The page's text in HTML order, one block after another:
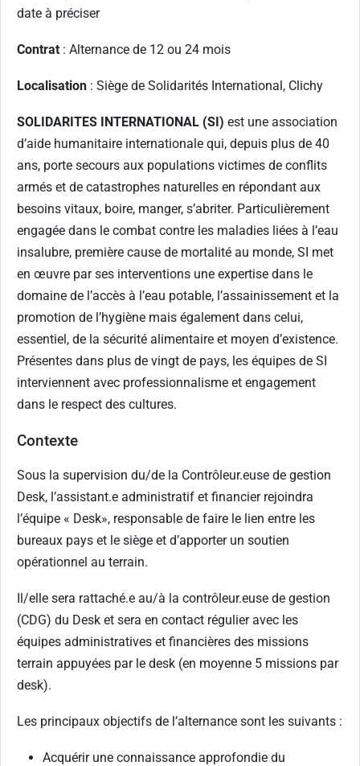
date à préciser
Contrat : Alternance de 12 ou 24 mois
Localisation : Siège de Solidarités International, Clichy
SOLIDARITES INTERNATIONAL (SI) est une association
d’aide humanitaire internationale qui, depuis plus de 40
ans, porte secours aux populations victimes de conflits
armés et de catastrophes naturelles en répondant aux
besoins vitaux, boire, manger, s’abriter. Particulièrement
engagée dans le combat contre les maladies liées à l’eau
insalubre, première cause de mortalité au monde, SI met
en œuvre par ses interventions une expertise dans le
domaine de l’accès à l’eau potable, l’assainissement et la
promotion de l’hygiène mais également dans celui,
essentiel, de la sécurité alimentaire et moyen d’existence.
Présentes dans plus de vingt de pays, les équipes de SI
interviennent avec professionnalisme et engagement
dans le respect des cultures.
Contexte
Sous la supervision du/de la Contrôleur.euse de gestion
Desk, l’assistant.e administratif et financier rejoindra
l’équipe « Desk», responsable de faire le lien entre les
bureaux pays et le siège et d’apporter un soutien
opérationnel au terrain.
Il/elle sera rattaché.e au/à la contrôleur.euse de gestion
(CDG) du Desk et sera en contact régulier avec les
équipes administratives et financières des missions
terrain appuyées par le desk (en moyenne 5 missions par
desk).
Les principaux objectifs de l’alternance sont les suivants :
Acquérir une connaissance approfondie du